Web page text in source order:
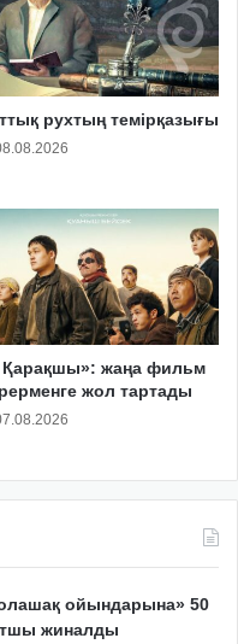
рухтың темірқазығы
Қарақшы»: жаңа фильм
жол тартады
ойындарына» 50
жиналды